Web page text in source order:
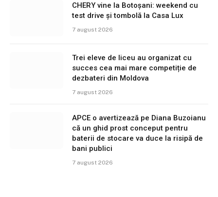
CHERY vine la Botoșani: weekend cu
test drive și tombolă la Casa Lux
7 august 2026
Trei eleve de liceu au organizat cu
succes cea mai mare competiție de
dezbateri din Moldova
7 august 2026
APCE o avertizează pe Diana Buzoianu
că un ghid prost conceput pentru
baterii de stocare va duce la risipă de
bani publici
7 august 2026